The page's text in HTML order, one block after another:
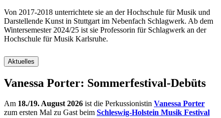
Von 2017-2018 unterrichtete sie an der Hochschule für Musik und
Darstellende Kunst in Stuttgart im Nebenfach Schlagwerk. Ab dem
Wintersemester 2024/25 ist sie Professorin für Schlagwerk an der
Hochschule für Musik Karlsruhe.
Aktuelles
Vanessa Porter: Sommerfestival-Debüts
Am 18./19. August 2026 ist die Perkussionistin Vanessa Porter
zum ersten Mal zu Gast beim Schleswig-Holstein Musik Festival